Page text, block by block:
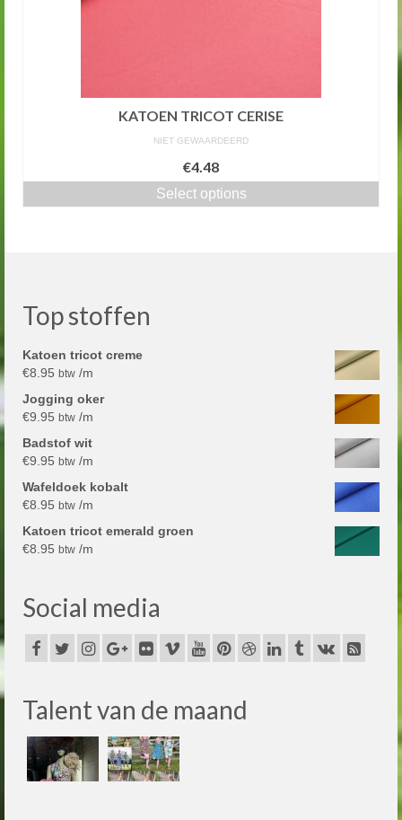
KATOEN TRICOT CERISE
NIET GEWAARDEERD
€4.48
Select options
Top stoffen
Katoen tricot creme
€8.95 btw /m
Jogging oker
€9.95 btw /m
Badstof wit
€9.95 btw /m
Wafeldoek kobalt
€8.95 btw /m
Katoen tricot emerald groen
€8.95 btw /m
Social media
Talent van de maand